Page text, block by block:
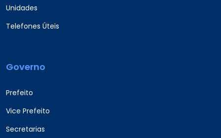
Unidades
Telefones Úteis
Governo
Prefeito
Vice Prefeito
Secretarias